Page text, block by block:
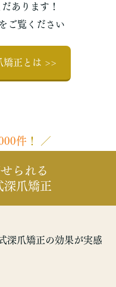
あります！
ご覧ください
矯正とは >>
件 ！ ／
られる
深爪矯正
深爪矯正の効果が実感